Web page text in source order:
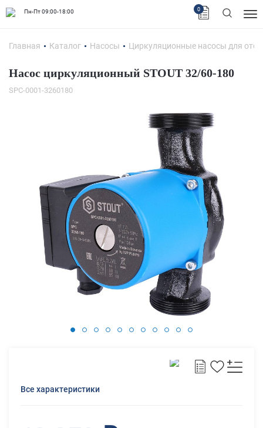
Пн-Пт 09:00-18:00 0
Главная Каталог Насосы Циркуляционные насосы для
Насос циркуляционный STOUT 32/60-180
SPC-0001-3260180
Все характеристики